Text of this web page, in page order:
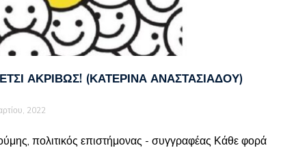
ΈΤΣΙ ΑΚΡΙΒΏΣ! (ΚΑΤΕΡΊΝΑ ΑΝΑΣΤΑΣΙΆΔΟΥ)
2022
πολιτικός επιστήμονας - συγγραφέας Κάθε φορά